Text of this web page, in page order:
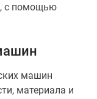
с помощью
машин
материала и